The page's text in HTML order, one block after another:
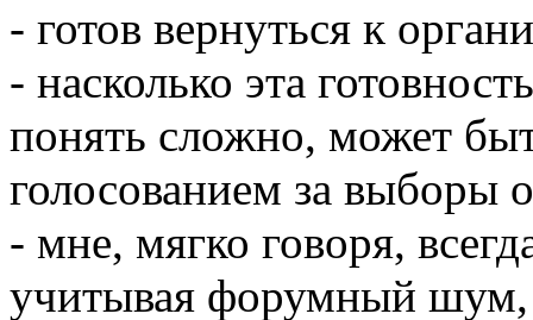
- готов вернуться к
- насколько эта
понять сложно, может
голосованием за выборы
- мне, мягко говоря,
учитывая форумный шум,